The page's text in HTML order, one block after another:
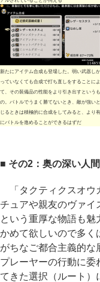
新たにアイテム合成も登場した。弱い武器し
っていなくても合成で打ち直しをすることに
て、その装備品の性能をより引き出すというも
の。バトルでうまく勝てないとき、敵が強い
じるときは積極的に合成をしてみると、より
にバトルを進めることができるはずだ
■ その2：奥の深い人
「タクティクスオウ
チュアや親友のヴァイ
という重厚な物語も
かめて欲しいので多く
がちなご都合主義的な
プレーヤーの行動に委
てきた選択（ルート）